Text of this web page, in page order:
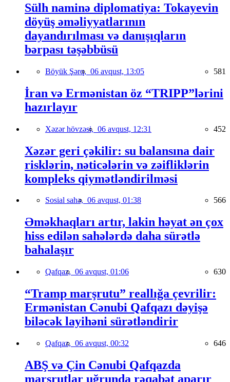
Sülh naminə diplomatiya: Tokayevin
döyüş əməliyyatlarının
dayandırılması və danışıqların
bərpası təşəbbüsü
Böyük Şərq, 06 avqust, 13:05 581
İran və Ermənistan öz “TRIPP”lərini
hazırlayır
Xəzər hövzəsi, 06 avqust, 12:31 452
Xəzər geri çəkilir: su balansına dair
risklərin, nəticələrin və zəifliklərin
kompleks qiymətləndirilməsi
Sosial sahə, 06 avqust, 01:38 566
Əməkhaqları artır, lakin həyat ən çox
hiss edilən sahələrdə daha sürətlə
bahalaşır
Qafqaz, 06 avqust, 01:06 630
“Tramp marşrutu” reallığa çevrilir:
Ermənistan Cənubi Qafqazı dəyişə
biləcək layihəni sürətləndirir
Qafqaz, 06 avqust, 00:32 646
ABŞ və Çin Cənubi Qafqazda
marşrutlar uğrunda rəqabət aparır